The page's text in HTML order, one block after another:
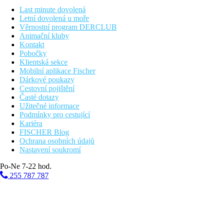
Plážová dovolená
Fotogalerie
Last minute dovolená
Letní dovolená u moře
Věrnostní program DERCLUB
Animační kluby
Kontakt
Pobočky
Klientská sekce
Mobilní aplikace Fischer
Dárkové poukazy
Cestovní pojištění
Časté dotazy
Užitečné informace
Podmínky pro cestující
Kariéra
FISCHER Blog
Ochrana osobních údajů
Nastavení soukromí
Po-Ne 7-22 hod.
255 787 787